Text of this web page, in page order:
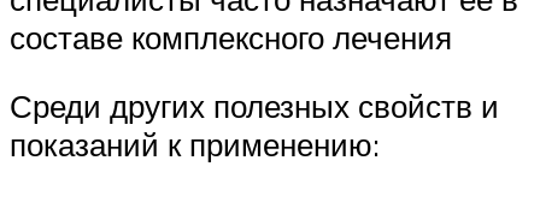
составе комплексного лечения
Среди других полезных свойств и
показаний к применению: